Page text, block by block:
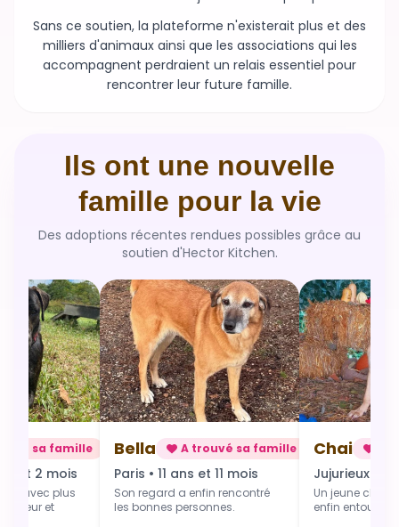
Sans ce soutien, la plateforme n'existerait plus et des
milliers d'animaux ainsi que les associations qui les
accompagnent perdraient un relais essentiel pour
rencontrer leur future famille.
Ils ont une nouvelle
famille pour la vie
Des adoptions récentes rendues possibles grâce au
soutien d'Hector Kitchen.
sa famille
11 mois
rencontré
Chai A trouvé sa famille
Jujurieux • 1 an
Un jeune chien qui grandit
enfin entouré et aimé.
Alba
Douville • 4
Une toute
commence du